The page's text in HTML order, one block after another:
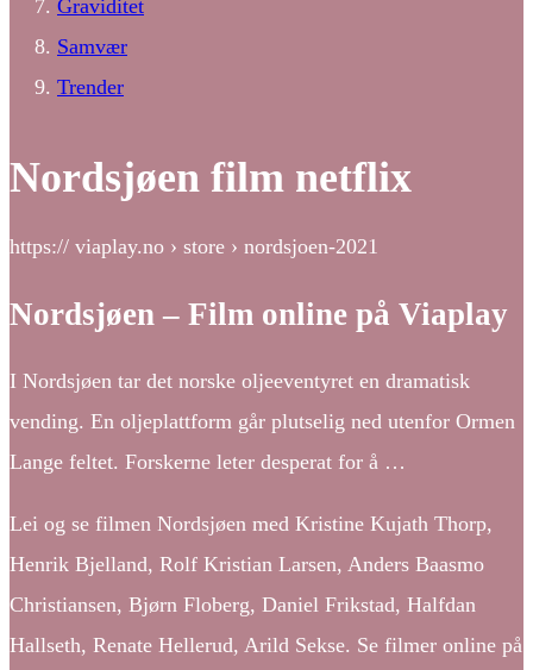
Graviditet
Samvær
Trender
Nordsjøen film netflix
https:// viaplay.no › store › nordsjoen-2021
Nordsjøen – Film online på Viaplay
I Nordsjøen tar det norske oljeeventyret en dramatisk
vending. En oljeplattform går plutselig ned utenfor Ormen
Lange feltet. Forskerne leter desperat for å …
Lei og se filmen Nordsjøen med Kristine Kujath Thorp,
Henrik Bjelland, Rolf Kristian Larsen, Anders Baasmo
Christiansen, Bjørn Floberg, Daniel Frikstad, Halfdan
Hallseth, Renate Hellerud, Arild Sekse. Se filmer online på